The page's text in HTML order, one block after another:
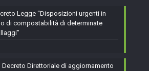
Legge “Disposizioni urgenti in
di compostabilità di determinate
Decreto Direttoriale di aggiornamento